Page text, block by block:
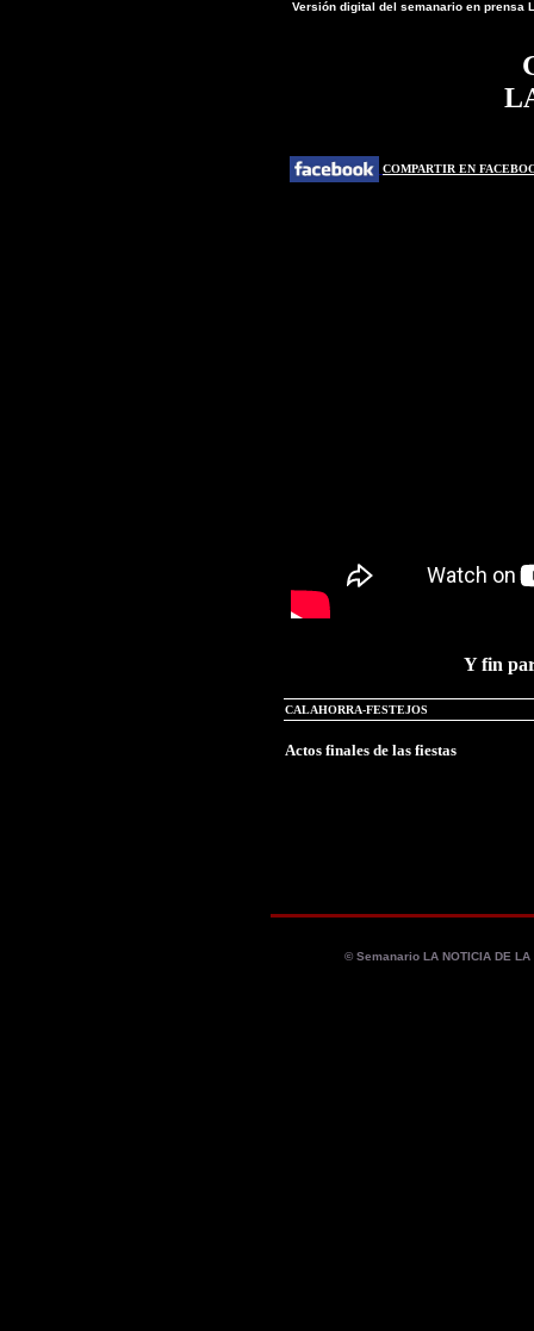
Versión digital del semanario en prensa
COMPARTIR EN
Y fin
CALAHORRA-FESTEJOS
Actos finales de las fiestas
© Semanario LA NOTICIA DE LA